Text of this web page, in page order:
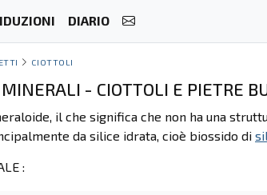
DIARIO
CIOTTOLI
- CIOTTOLI E PIETRE
il che significa che non ha una
da silice idrata, cioè biossido di
: